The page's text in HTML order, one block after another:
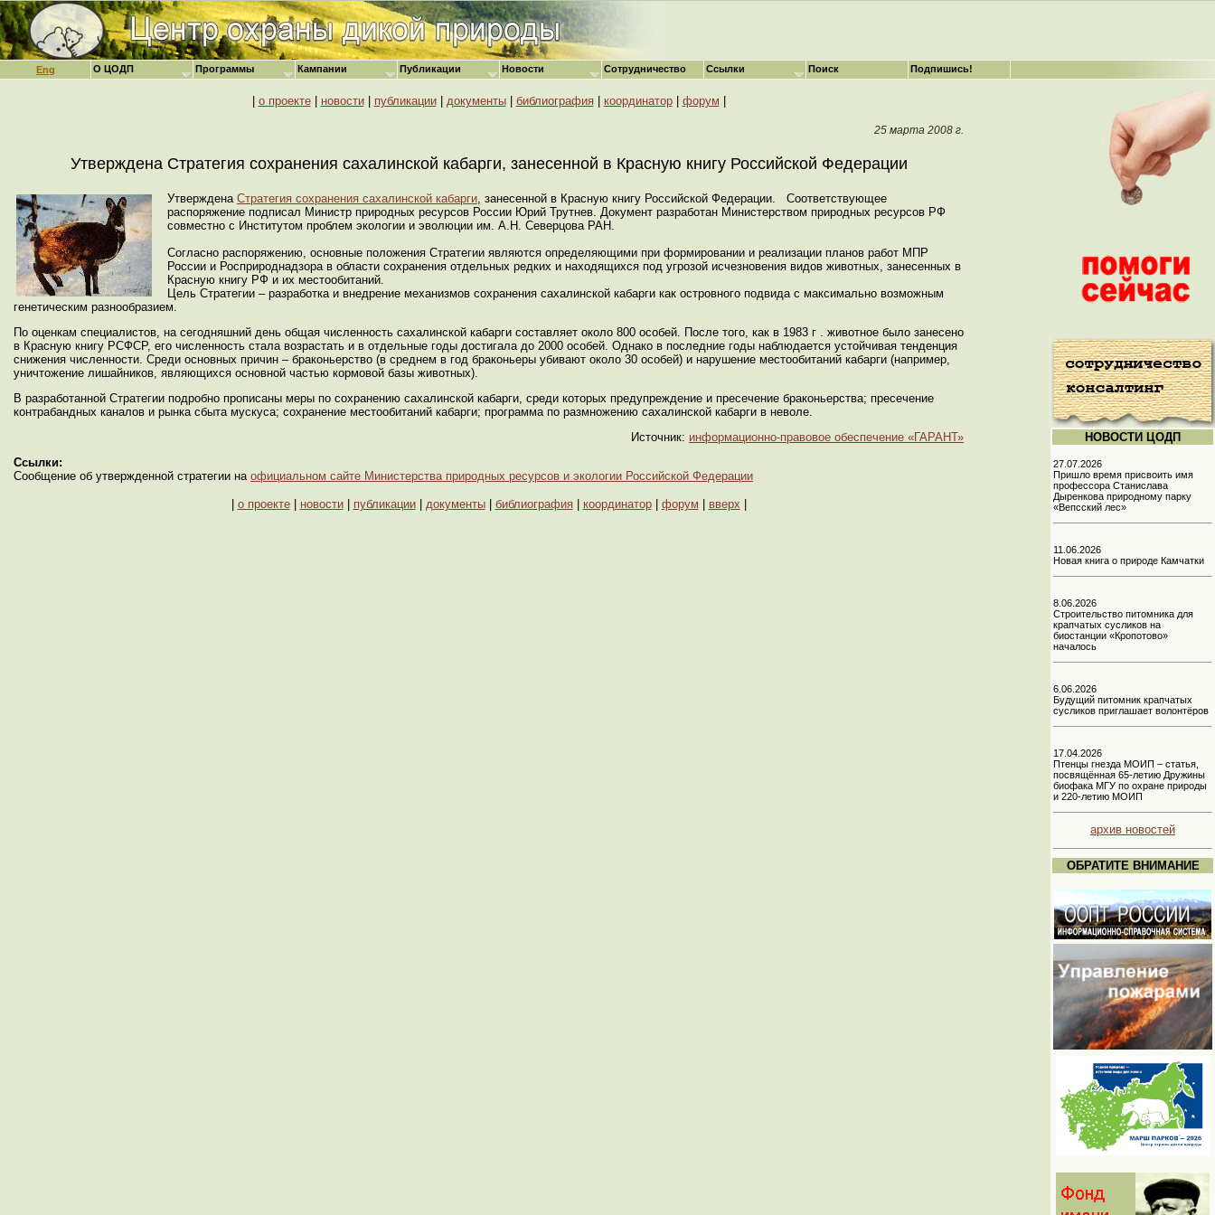
Eng
о проекте| новости| публикации| документы| библиография| координатор| форум
25 марта 2008 г.
Утверждена Стратегия сохранения сахалинской кабарги, занесенной в Красную книгу Российской Федерации
Утверждена Стратегия сохранения сахалинской кабарги, занесенной в Красную книгу Российской Федерации. Соответствующее
распоряжение подписал Министр природных ресурсов России Юрий Трутнев. Документ разработан Министерством природных ресурсов РФ
совместно с Институтом проблем экологии и эволюции им. А.Н. Северцова РАН.
Согласно распоряжению, основные положения Стратегии являются определяющими при формировании и реализации планов работ МПР
России и Росприроднадзора в области сохранения отдельных редких и находящихся под угрозой исчезновения видов животных, занесенных в
Красную книгу РФ и их местообитаний.
Цель Стратегии – разработка и внедрение механизмов сохранения сахалинской кабарги как островного подвида с максимально возможным
генетическим разнообразием.
По оценкам специалистов, на сегодняшний день общая численность сахалинской кабарги составляет около 800 особей. После того, как в 1983 г . животное было занесено
в Красную книгу РСФСР, его численность стала возрастать и в отдельные годы достигала до 2000 особей. Однако в последние годы наблюдается устойчивая тенденция
снижения численности. Среди основных причин – браконьерство (в среднем в год браконьеры убивают около 30 особей) и нарушение местообитаний кабарги (например,
уничтожение лишайников, являющихся основной частью кормовой базы животных).
В разработанной Стратегии подробно прописаны меры по сохранению сахалинской кабарги, среди которых предупреждение и пресечение браконьерства; пресечение
контрабандных каналов и рынка сбыта мускуса; сохранение местообитаний кабарги; программа по размножению сахалинской кабарги в неволе.
Источник: информационно-правовое обеспечение «ГАРАНТ»
Ссылки:
Сообщение об утвержденной стратегии на официальном сайте Министерства природных ресурсов и экологии Российской Федерации
о проекте| новости| публикации| документы| библиография| координатор| форум вверх
НОВОСТИ ЦОДП
27.07.2026
Пришло время присвоить имя
профессора Станислава
Дыренкова природному парку
«Вепсский лес»
11.06.2026
Новая книга о природе Камчатки
8.06.2026
Строительство питомника для
крапчатых сусликов на
биостанции «Кропотово»
началось
6.06.2026
Будущий питомник крапчатых
сусликов приглашает волонтёров
17.04.2026
Птенцы гнезда МОИП – статья,
посвящённая 65-летию Дружины
биофака МГУ по охране природы
и 220-летию МОИП
архив новостей
ОБРАТИТЕ ВНИМАНИЕ
О ЦОДП Программы Кампании Публикации Новости Сотрудничество Ссылки Поиск Подпишись!